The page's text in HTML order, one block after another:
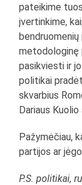
pateikime
įvertinkime,
bendruomenių
metodologinę
pasikviesti ir
politikai
skvarbius
Dariaus
Pažymėčiau,
partijos ar
P.S. politikai,